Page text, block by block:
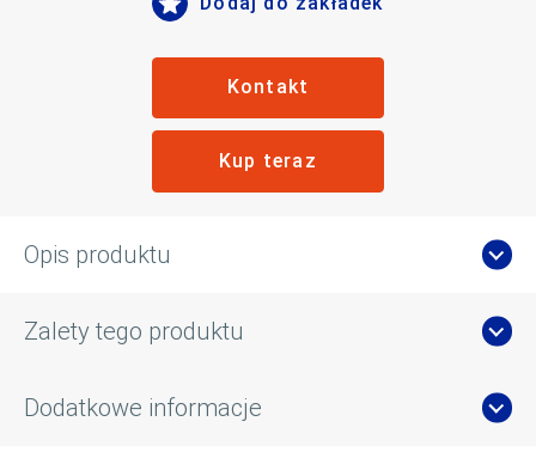
Kontakt
Kup teraz
Opis produktu
Zalety tego produktu
Dodatkowe informacje